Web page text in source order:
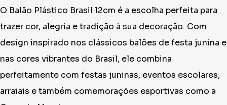
O Balão Plástico Brasil 12cm é a escolha perfeita para
trazer cor, alegria e tradição à sua decoração. Com
design inspirado nos clássicos balões de festa junina e
nas cores vibrantes do Brasil, ele combina
perfeitamente com festas juninas, eventos escolares,
arraiais e também comemorações esportivas como a